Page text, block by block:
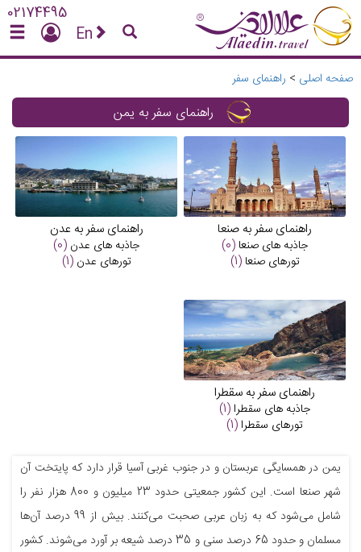
02174495
En
صفحه اصلی > راهنمای سفر
راهنمای سفر به یمن
راهنمای سفر به صنعا
جاذبه های صنعا (0)
تورهای صنعا (1)
راهنمای سفر به عدن
جاذبه های عدن (0)
تورهای عدن (1)
راهنمای سفر به سقطرا
جاذبه های سقطرا(1)
تورهای سقطرا(1)
یمن در همسایگی عربستان و در جنوب غربی آسیا قرار دارد که پایتخت آن
شهر صنعا است. این کشور جمعیتی حدود 23 میلیون و 800 هزار نفر را
شامل می‌شود که به زبان عربی صحبت می‌کنند. بیش از 99 درصد آن‌ها
مسلمان و حدود 65 درصد سنی و 35 درصد شیعه بر آورد می‌شوند. کشور